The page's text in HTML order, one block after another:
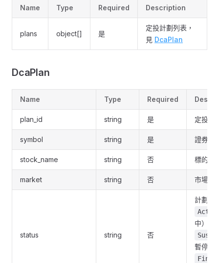
Name Type Required Description
plans object[] 是
定投計劃列表，
見 DcaPlan
DcaPlan
Name Type Required
plan_id string 是 定投計
symbol string 是 證券代
stock_name string 否 標的名
market string 否 市場
status string 否
計劃狀
中）、
暫停）